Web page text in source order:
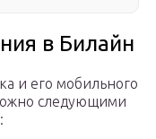
в Билайн
и его мобильного
следующими